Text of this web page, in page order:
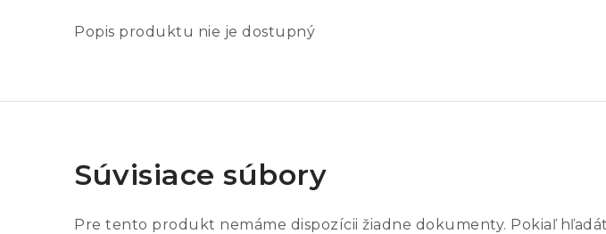
Popis produktu nie je dostupný
Súvisiace súbory
Pre tento produkt nemáme dispozícii žiadne dokumenty. Pokiaľ